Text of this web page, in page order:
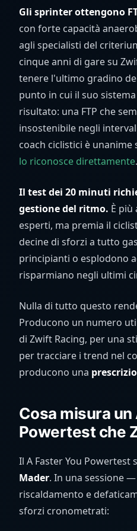
Gli sprinter ottengono
con forte capacità
agli specialisti del
cinque anni di gare su
tenere l'ultimo gradino
punto in cui il suo
risultato: una FTP che
insostenibile negli
coach ciclistici è unanime
lo riconosce direttamente.
Il test dei 20 minuti
gestione del ritmo. È più
esperti, ma premia il
decine di sforzi a tutto
principianti o esplodono
risparmiano negli ultimi
Nulla di tutto questo
Producono un numero
di Zwift Racing, per una
per tracciare i trend nel
producono una
Cosa misura un
Powertest che
Il A Faster You Powertest
Mader. In una sessione
riscaldamento e
sforzi cronometrati: